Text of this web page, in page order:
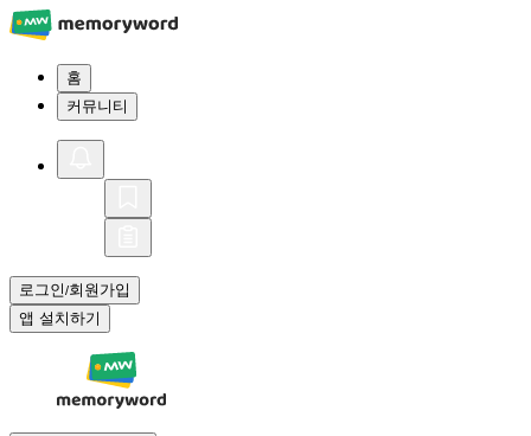
홈
커뮤니티
로그인/회원가입
앱 설치하기